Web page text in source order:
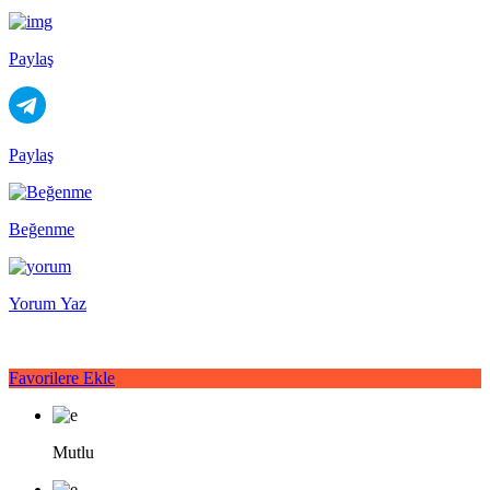
Paylaş
Paylaş
Beğenme
Yorum Yaz
Favorilere Ekle
Mutlu